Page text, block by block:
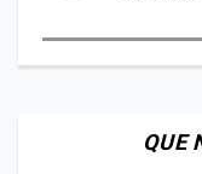
QUE